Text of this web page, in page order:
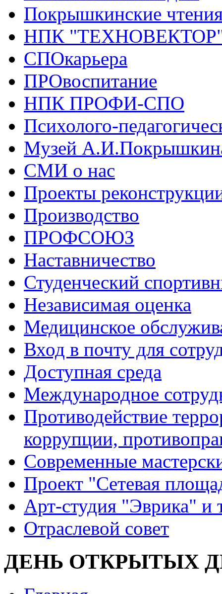
Покрышкинские
НПК
СПОкарьера
ПРОвоспитание
НПК ПРОФИ-СПО
Психолого-
Музей
СМИ о нас
Проекты
Производство
ПРОФСОЮЗ
Наставничество
Студенческий
Независимая оценка
Медицинское
Вход в почту для
Доступная среда
Международное
Противодействие
коррупции,
Современные
Проект "Сетевая
Арт-студия "Эврика" и
Отраслевой совет
ДЕНЬ ОТКРЫТЫХ